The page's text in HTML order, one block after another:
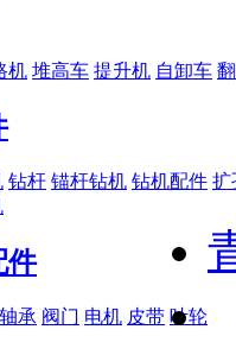
机 堆高车 提升机 自卸车
钻杆 锚杆钻机 钻机配件 扩
件
轴承 阀门 电机 皮带 叶轮